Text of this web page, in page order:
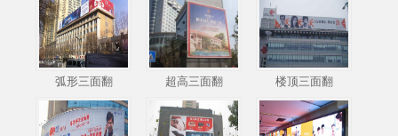
弧形三面翻 超高三面翻 楼顶三面翻